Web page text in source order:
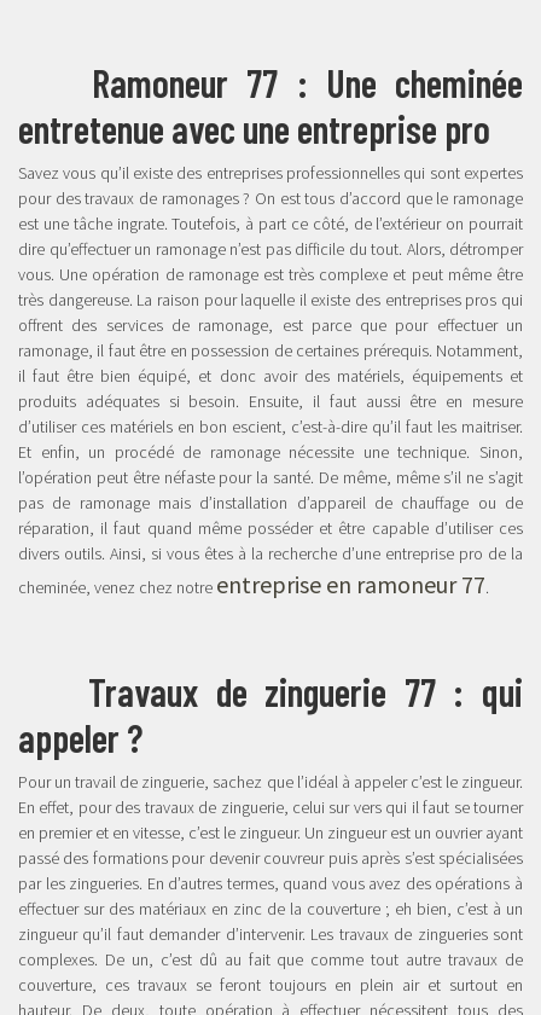
Ramoneur 77 : Une cheminée
entretenue avec une entreprise pro
Savez vous qu’il existe des entreprises professionnelles qui sont expertes
pour des travaux de ramonages ? On est tous d’accord que le ramonage
est une tâche ingrate. Toutefois, à part ce côté, de l’extérieur on pourrait
dire qu’effectuer un ramonage n’est pas difficile du tout. Alors, détromper
vous. Une opération de ramonage est très complexe et peut même être
très dangereuse. La raison pour laquelle il existe des entreprises pros qui
offrent des services de ramonage, est parce que pour effectuer un
ramonage, il faut être en possession de certaines prérequis. Notamment,
il faut être bien équipé, et donc avoir des matériels, équipements et
produits adéquates si besoin. Ensuite, il faut aussi être en mesure
d’utiliser ces matériels en bon escient, c’est-à-dire qu’il faut les maitriser.
Et enfin, un procédé de ramonage nécessite une technique. Sinon,
l’opération peut être néfaste pour la santé. De même, même s’il ne s’agit
pas de ramonage mais d’installation d’appareil de chauffage ou de
réparation, il faut quand même posséder et être capable d’utiliser ces
divers outils. Ainsi, si vous êtes à la recherche d’une entreprise pro de la
cheminée, venez chez notre entreprise en ramoneur 77.
Travaux de zinguerie 77 : qui
appeler ?
Pour un travail de zinguerie, sachez que l’idéal à appeler c’est le zingueur.
En effet, pour des travaux de zinguerie, celui sur vers qui il faut se tourner
en premier et en vitesse, c’est le zingueur. Un zingueur est un ouvrier ayant
passé des formations pour devenir couvreur puis après s’est spécialisées
par les zingueries. En d’autres termes, quand vous avez des opérations à
effectuer sur des matériaux en zinc de la couverture ; eh bien, c’est à un
zingueur qu’il faut demander d’intervenir. Les travaux de zingueries sont
complexes. De un, c’est dû au fait que comme tout autre travaux de
couverture, ces travaux se feront toujours en plein air et surtout en
hauteur. De deux, toute opération à effectuer nécessitent tous des